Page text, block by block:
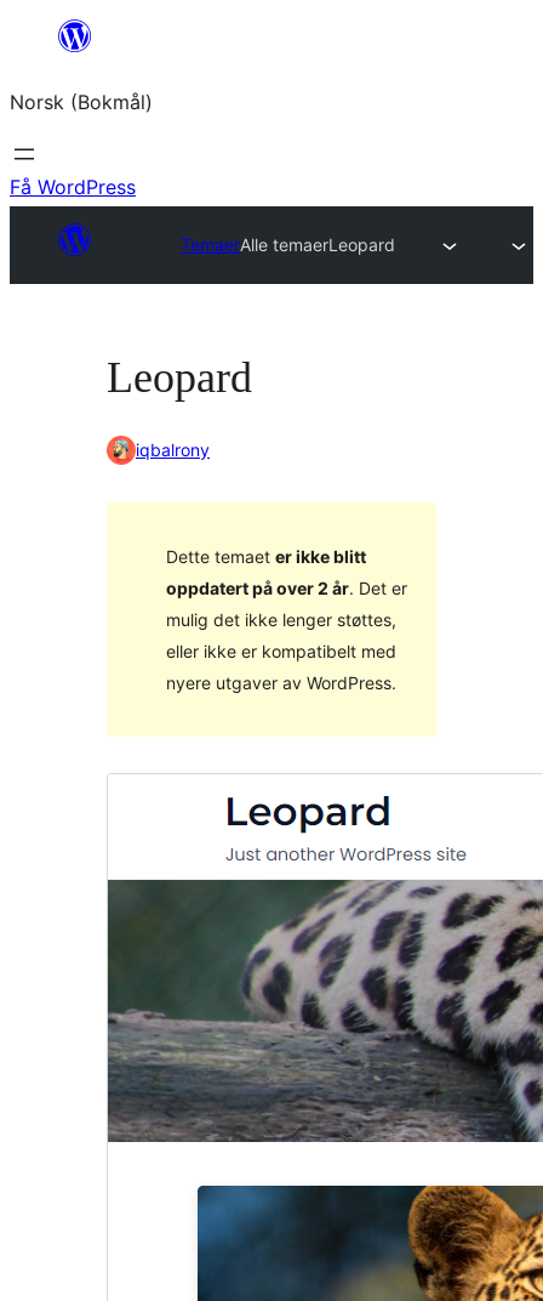
Hopp
innhold
Norsk (Bokmål)
Få WordPress
TemaerAlle temaerLeopard
Leopard
iqbalrony
Dette temaet er ikke blitt
oppdatert på over 2 år. Det er
mulig det ikke lenger støttes,
eller ikke er kompatibelt med
nyere utgaver av WordPress.